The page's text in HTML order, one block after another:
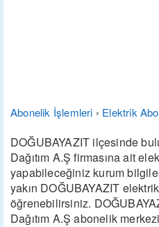
Abonelik İşlemleri › Elektrik
DOĞUBAYAZIT ilçesinde
Dağıtım A.Ş firmasına ait
yapabileceğiniz kurum
yakın DOĞUBAYAZIT
öğrenebilirsiniz.
Dağıtım A.Ş abonelik